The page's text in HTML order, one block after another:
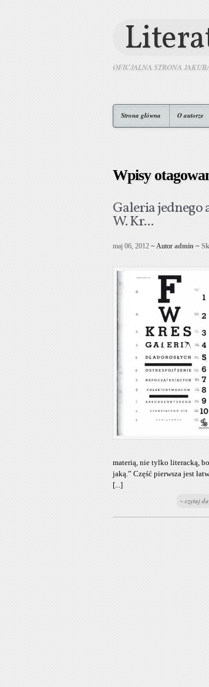
OFICJALNA STRONA
Strona główna O autorze
Wpisy
Galeria jednego
W. Kr...
maj 06, 2012 ~ Autor admin ~
materią, nie tylko literacką,
jaką.” Część pierwsza jest
[...]
~ czytaj